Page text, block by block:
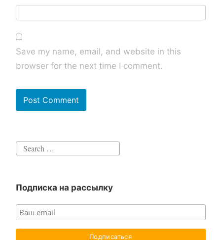
Save my name, email, and website in this
browser for the next time I comment.
Search
Подписка на рассылку